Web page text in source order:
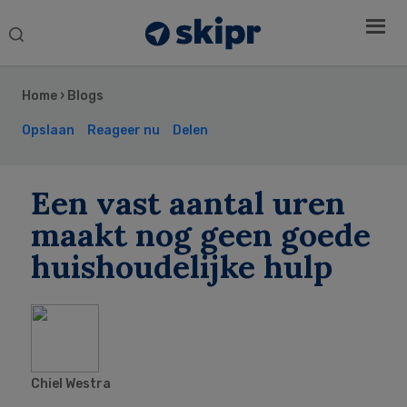
Search
Home › Blogs
Opslaan Reageer nu Delen
Een vast aantal uren
maakt nog geen goede
huishoudelijke hulp
Chiel Westra
Sidebar